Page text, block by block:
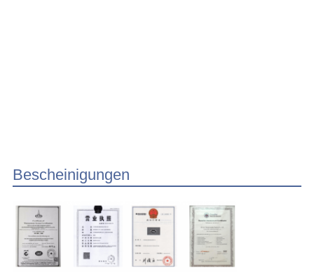
Bescheinigungen